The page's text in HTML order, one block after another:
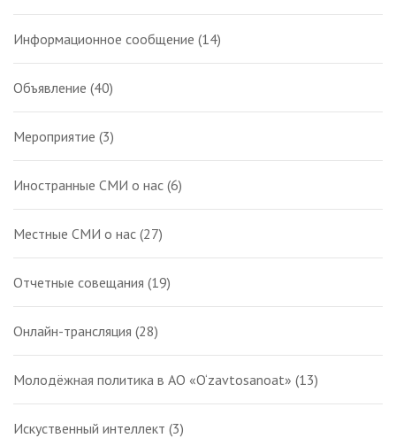
Информационное сообщение (14)
Объявление (40)
Мероприятие (3)
Иностранные СМИ о нас (6)
Местные СМИ о нас (27)
Отчетные совещания (19)
Онлайн-трансляция (28)
Молодёжная политика в АО «O‘zavtosanoat» (13)
Искуственный интеллект (3)